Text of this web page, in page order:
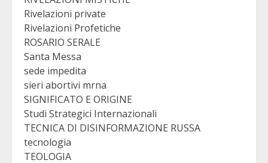
Rivelazioni private
Rivelazioni Profetiche
ROSARIO SERALE
Santa Messa
sede impedita
sieri abortivi mrna
SIGNIFICATO E ORIGINE
Studi Strategici Internazionali
TECNICA DI DISINFORMAZIONE RUSSA
tecnologia
TEOLOGIA